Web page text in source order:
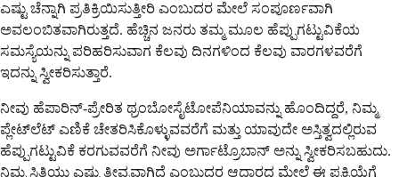
ಎಷ್ಟು ಚೆನ್ನಾಗಿ ಪ್ರತಿಕ್ರಿಯಿಸುತ್ತೀರಿ ಎಂಬುದರ ಮೇಲೆ ಸಂಪೂರ್ಣವಾಗಿ
ಅವಲಂಬಿತವಾಗಿರುತ್ತದೆ. ಹೆಚ್ಚಿನ ಜನರು ತಮ್ಮ ಮೂಲ ಹೆಪ್ಪುಗಟ್ಟುವಿಕೆಯ
ಸಮಸ್ಯೆಯನ್ನು ಪರಿಹರಿಸುವಾಗ ಕೆಲವು ದಿನಗಳಿಂದ ಕೆಲವು ವಾರಗಳವರೆಗೆ
ಇದನ್ನು ಸ್ವೀಕರಿಸುತ್ತಾರೆ.
ನೀವು ಹೆಪಾರಿನ್-ಪ್ರೇರಿತ ಥ್ರಂಬೋಸೈಟೋಪೆನಿಯಾವನ್ನು ಹೊಂದಿದ್ದರೆ, ನಿಮ್ಮ
ಪ್ಲೇಟ್‌ಲೆಟ್ ಎಣಿಕೆ ಚೇತರಿಸಿಕೊಳ್ಳುವವರೆಗೆ ಮತ್ತು ಯಾವುದೇ ಅಸ್ತಿತ್ವದಲ್ಲಿರುವ
ಹೆಪ್ಪುಗಟ್ಟುವಿಕೆ ಕರಗುವವರೆಗೆ ನೀವು ಅರ್ಗಾಟ್ರೊಬಾನ್ ಅನ್ನು ಸ್ವೀಕರಿಸಬಹುದು.
ನಿಮ್ಮ ಸ್ಥಿತಿಯು ಎಷ್ಟು ತೀವ್ರವಾಗಿದೆ ಎಂಬುದರ ಆಧಾರದ ಮೇಲೆ ಈ ಪ್ರಕ್ರಿಯೆಗೆ